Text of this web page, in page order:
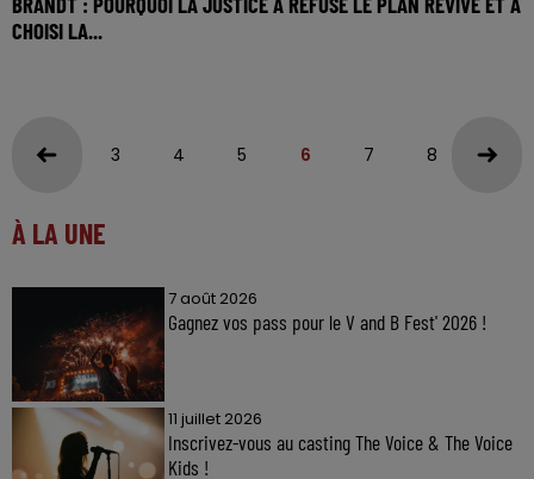
CHOISI LA...
3 4 5 6 7 8 9
À LA UNE
7 août 2026
Gagnez vos pass pour le V and B Fest' 2026 !
11 juillet 2026
Inscrivez-vous au casting The Voice & The Voice
Kids !